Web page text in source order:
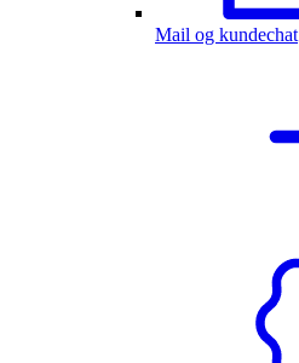
Mail og kundechat